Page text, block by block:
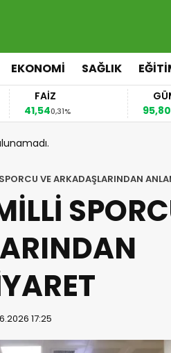
EKONOMİ SAĞLIK
FAİZ
41,540,31%
95,80
VE ARKADAŞLARINDAN
17:25